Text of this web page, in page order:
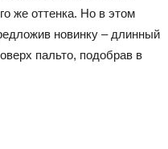
же оттенка. Но в этом
новинку – длинный
пальто, подобрав в